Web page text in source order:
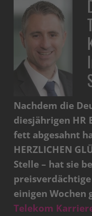
Nachdem die
diesjährigen HR
fett abgesahnt
HERZLICHEN
Stelle – hat sie
einigen Wochen
Telekom